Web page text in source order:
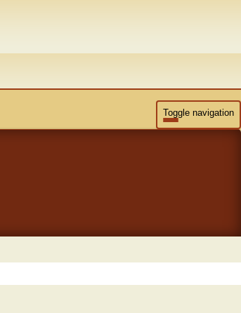
Toggle navigation